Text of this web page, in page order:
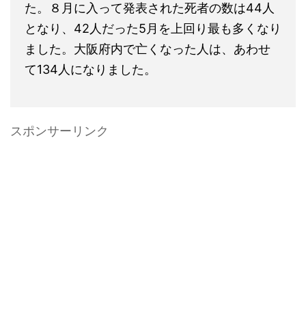
た。８月に入って発表された死者の数は44人
となり、42人だった5月を上回り最も多くなり
ました。大阪府内で亡くなった人は、あわせ
て134人になりました。
スポンサーリンク